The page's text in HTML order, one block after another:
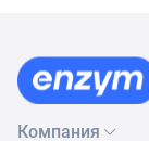
Компания